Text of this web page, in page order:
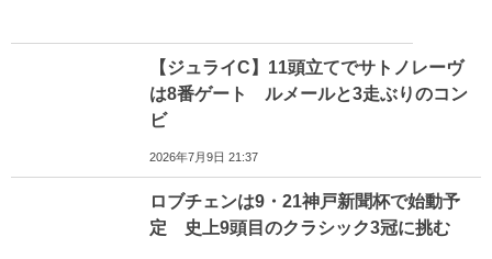
【ジュライC】11頭立てでサトノレーヴ
は8番ゲート ルメールと3走ぶりのコン
ビ
2026年7月9日 21:37
ロブチェンは9・21神戸新聞杯で始動予
定 史上9頭目のクラシック3冠に挑む